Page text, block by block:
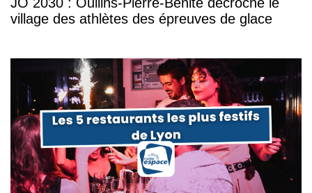
village des athlètes des épreuves de glace